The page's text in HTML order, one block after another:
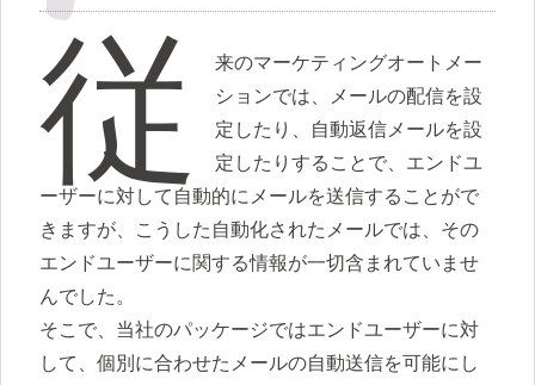
従
来のマーケティングオートメー
ションでは、メールの配信を設
定したり、自動返信メールを設
定したりすることで、エンドユ
ーザーに対して自動的にメールを送信することがで
きますが、こうした自動化されたメールでは、その
エンドユーザーに関する情報が一切含まれていませ
んでした。
そこで、当社のパッケージではエンドユーザーに対
して、個別に合わせたメールの自動送信を可能にし